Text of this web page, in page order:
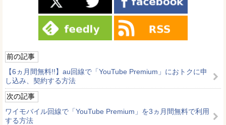
前の記事
【6ヵ月間無料!!】au回線で「YouTube Premium」におトクに申
し込み、契約する方法
次の記事
ワイモバイル回線で「YouTube Premium」を3ヵ月間無料で利用
する方法